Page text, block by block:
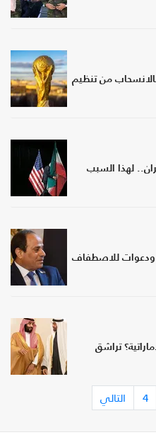
بالانسحاب من تنظيم
لهذا السبب
ودعوات للاصطفاف
تراشق
4 التالي